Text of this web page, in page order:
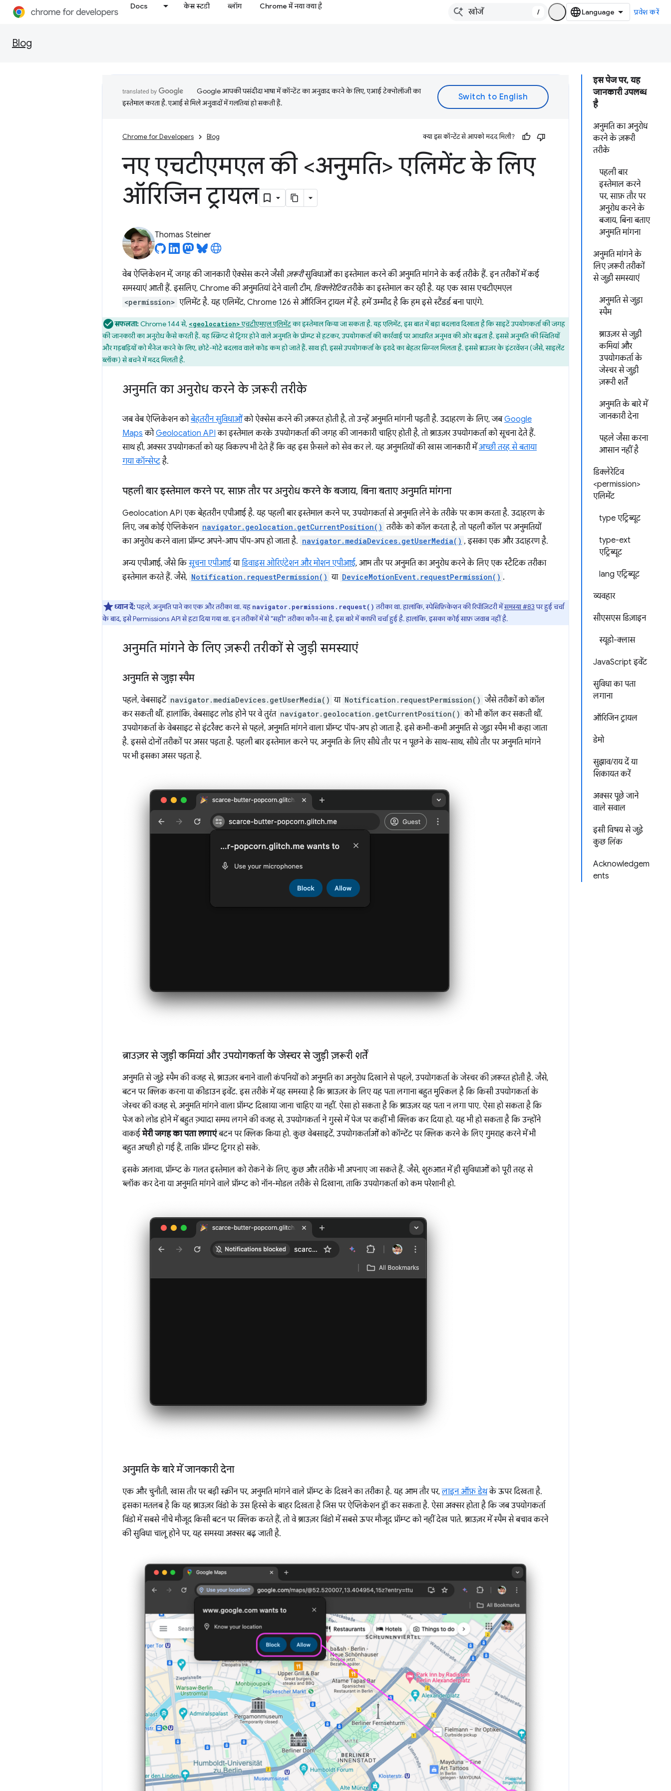
Docs केस स्टडी ब्लॉग Chrome में नया क्या है
/ प्रवेश करें
Blog
इस पेज पर, यह
जानकारी उपलब्ध
है
अनुमति का अनुरोध
करने के ज़रूरी
तरीके
पहली बार
इस्तेमाल करने
पर, साफ़ तौर पर
अनुरोध करने के
बजाय, बिना बताए
अनुमति मांगना
अनुमति मांगने के
लिए ज़रूरी तरीकों
से जुड़ी समस्याएं
अनुमति से जुड़ा
स्पैम
ब्राउज़र से जुड़ी
कमियां और
उपयोगकर्ता के
जेस्चर से जुड़ी
ज़रूरी शर्तें
अनुमति के बारे में
जानकारी देना
पहले जैसा करना
आसान नहीं है
डिक्लेरेटिव
<permission>
एलिमेंट
type एट्रिब्यूट
type-ext
एट्रिब्यूट
lang एट्रिब्यूट
व्यवहार
सीएसएस डिज़ाइन
स्यूडो-क्लास
JavaScript इवेंट
सुविधा का पता
लगाना
ऑरिजिन ट्रायल
डेमो
सुझाव/राय दें या
शिकायत करें
अक्सर पूछे जाने
वाले सवाल
इसी विषय से जुड़े
कुछ लिंक
Acknowledgem
ents
Google आपकी पसंदीदा भाषा में कॉन्टेंट का अनुवाद करने के लिए, एआई टेक्नोलॉजी का
इस्तेमाल करता है. एआई से मिले अनुवादों में गलतियां हो सकती हैं.
Chrome for Developers Blog क्या इस कॉन्टेंट से आपको मदद मिली?
नए एचटीएमएल की <अनुमति> एलिमेंट के लिए
ऑरिजिन ट्रायल
Thomas Steiner
वेब ऐप्लिकेशन में, जगह की जानकारी ऐक्सेस करने जैसी ज़रूरीसुविधाओं का इस्तेमाल करने की अनुमति मांगने के कई तरीके हैं. इन तरीकों में कई
समस्याएं आती हैं. इसलिए, Chrome की अनुमतियां देने वाली टीम, डिक्लेरेटिवतरीके का इस्तेमाल कर रही है. यह एक खास एचटीएमएल
<permission> एलिमेंट है. यह एलिमेंट, Chrome 126 से ऑरिजिन ट्रायल में है. हमें उम्मीद है कि हम इसे स्टैंडर्ड बना पाएंगे.
सफलता:Chrome 144 से, <geolocation>एचटीएमएल एलिमेंटका इस्तेमाल किया जा सकता है. यह एलिमेंट, इस बात में बड़ा बदलाव दिखाता है कि साइटें उपयोगकर्ता की जगह
की जानकारी का अनुरोध कैसे करती हैं. यह स्क्रिप्ट से ट्रिगर होने वाले अनुमति के प्रॉम्प्ट से हटकर, उपयोगकर्ता की कार्रवाई पर आधारित अनुभव की ओर बढ़ता है. इससे अनुमति की स्थितियों
और गड़बड़ियों को मैनेज करने के लिए, छोटे-मोटे बदलाव वाले कोड कम हो जाते हैं. साथ ही, इससे उपयोगकर्ता के इरादे का बेहतर सिग्नल मिलता है. इससे ब्राउज़र के इंटरवेंशन (जैसे, साइलेंट
ब्लॉक) से बचने में मदद मिलती है.
अनुमति का अनुरोध करने के ज़रूरी तरीके
जब वेब ऐप्लिकेशन कोबेहतरीन सुविधाओंको ऐक्सेस करने की ज़रूरत होती है, तो उन्हें अनुमति मांगनी पड़ती है. उदाहरण के लिए, जबGoogle
Maps कोGeolocation API का इस्तेमाल करके उपयोगकर्ता की जगह की जानकारी चाहिए होती है, तो ब्राउज़र उपयोगकर्ता को सूचना देते हैं.
साथ ही, अक्सर उपयोगकर्ता को यह विकल्प भी देते हैं कि वह इस फ़ैसले को सेव कर ले. यह अनुमतियों की खास जानकारी मेंअच्छी तरह से बताया
गया कॉन्सेप्टहै.
पहली बार इस्तेमाल करने पर, साफ़ तौर पर अनुरोध करने के बजाय, बिना बताए अनुमति मांगना
Geolocation API एक बेहतरीन एपीआई है. यह पहली बार इस्तेमाल करने पर, उपयोगकर्ता से अनुमति लेने के तरीके पर काम करता है. उदाहरण के
लिए, जब कोई ऐप्लिकेशन navigator.geolocation.getCurrentPosition() तरीके को कॉल करता है, तो पहली कॉल पर अनुमतियों
का अनुरोध करने वाला प्रॉम्प्ट अपने-आप पॉप-अप हो जाता है. navigator.mediaDevices.getUserMedia() , इसका एक और उदाहरण है.
अन्य एपीआई, जैसे किसूचना एपीआईयाडिवाइस ओरिएंटेशन और मोशन एपीआई, आम तौर पर अनुमति का अनुरोध करने के लिए एक स्टैटिक तरीका
इस्तेमाल करते हैं. जैसे, Notification.requestPermission() या DeviceMotionEvent.requestPermission() .
ध्यान दें:पहले, अनुमति पाने का एक और तरीका था. यह navigator.permissions.request() तरीका था. हालांकि, स्पेसिफ़िकेशन की रिपॉज़िटरी मेंसमस्या #83पर हुई चर्चा
के बाद, इसे Permissions API से हटा दिया गया था. इन तरीकों में से "सही" तरीका कौन-सा है, इस बारे में काफ़ी चर्चा हुई है. हालांकि, इसका कोई साफ़ जवाब नहीं है.
अनुमति मांगने के लिए ज़रूरी तरीकों से जुड़ी समस्याएं
अनुमति से जुड़ा स्पैम
पहले, वेबसाइटें navigator.mediaDevices.getUserMedia() या Notification.requestPermission() जैसे तरीकों को कॉल
कर सकती थीं. हालांकि, वेबसाइट लोड होने पर वे तुरंत navigator.geolocation.getCurrentPosition() को भी कॉल कर सकती थीं.
उपयोगकर्ता के वेबसाइट से इंटरैक्ट करने से पहले, अनुमति मांगने वाला प्रॉम्प्ट पॉप-अप हो जाता है. इसे कभी-कभी अनुमति से जुड़ा स्पैम भी कहा जाता
है. इससे दोनों तरीकों पर असर पड़ता है. पहली बार इस्तेमाल करने पर, अनुमति के लिए सीधे तौर पर न पूछने के साथ-साथ, सीधे तौर पर अनुमति मांगने
पर भी इसका असर पड़ता है.
ब्राउज़र से जुड़ी कमियां और उपयोगकर्ता के जेस्चर से जुड़ी ज़रूरी शर्तें
अनुमति से जुड़े स्पैम की वजह से, ब्राउज़र बनाने वाली कंपनियों को अनुमति का अनुरोध दिखाने से पहले, उपयोगकर्ता के जेस्चर की ज़रूरत होती है. जैसे,
बटन पर क्लिक करना या कीडाउन इवेंट. इस तरीके में यह समस्या है कि ब्राउज़र के लिए यह पता लगाना बहुत मुश्किल है कि किसी उपयोगकर्ता के
जेस्चर की वजह से, अनुमति मांगने वाला प्रॉम्प्ट दिखाया जाना चाहिए या नहीं. ऐसा हो सकता है कि ब्राउज़र यह पता न लगा पाए. ऐसा हो सकता है कि
पेज को लोड होने में बहुत ज़्यादा समय लगने की वजह से, उपयोगकर्ता ने गुस्से में पेज पर कहीं भी क्लिक कर दिया हो. यह भी हो सकता है कि उन्होंने
वाकईमेरी जगह का पता लगाएंबटन पर क्लिक किया हो. कुछ वेबसाइटें, उपयोगकर्ताओं को कॉन्टेंट पर क्लिक करने के लिए गुमराह करने में भी
बहुत अच्छी हो गई हैं, ताकि प्रॉम्प्ट ट्रिगर हो सके.
इसके अलावा, प्रॉम्प्ट के गलत इस्तेमाल को रोकने के लिए, कुछ और तरीके भी अपनाए जा सकते हैं. जैसे, शुरुआत में ही सुविधाओं को पूरी तरह से
ब्लॉक कर देना या अनुमति मांगने वाले प्रॉम्प्ट को नॉन-मोडल तरीके से दिखाना, ताकि उपयोगकर्ता को कम परेशानी हो.
अनुमति के बारे में जानकारी देना
एक और चुनौती, खास तौर पर बड़ी स्क्रीन पर, अनुमति मांगने वाले प्रॉम्प्ट के दिखने का तरीका है. यह आम तौर पर,लाइन ऑफ़ डेथके ऊपर दिखता है.
इसका मतलब है कि यह ब्राउज़र विंडो के उस हिस्से के बाहर दिखता है जिस पर ऐप्लिकेशन ड्रॉ कर सकता है. ऐसा अक्सर होता है कि जब उपयोगकर्ता
विंडो में सबसे नीचे मौजूद किसी बटन पर क्लिक करते हैं, तो वे ब्राउज़र विंडो में सबसे ऊपर मौजूद प्रॉम्प्ट को नहीं देख पाते. ब्राउज़र में स्पैम से बचाव करने
की सुविधा चालू होने पर, यह समस्या अक्सर बढ़ जाती है.